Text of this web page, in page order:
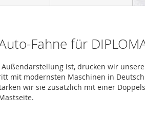
Fahne für
ist, drucken wir
mit modernsten Maschinen in
wir sie zusätzlich mit einer